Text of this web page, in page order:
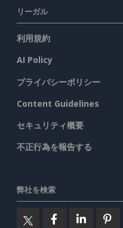
リーガル
利用規約
AI Policy
プライバシーポリシー
Content Guidelines
セキュリティ概要
不正行為を報告する
弊社を検索